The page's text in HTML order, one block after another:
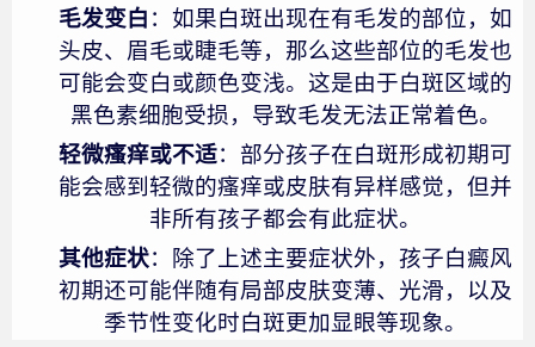
毛发变白 ：如果白斑出现在有毛发的部位，如
头皮、眉毛或睫毛等，那么这些部位的毛发也
可能会变白或颜色变浅。这是由于白斑区域的
黑色素细胞受损，导致毛发无法正常着色。
轻微瘙痒或不适：部分孩子在白斑形成初期可
能会感到轻微的瘙痒或皮肤有异样感觉，但并
非所有孩子都会有此症状。
其他症状：除了上述主要症状外，孩子白癜风
初期还可能伴随有局部皮肤变薄、光滑，以及
季节性变化时白斑更加显眼等现象。